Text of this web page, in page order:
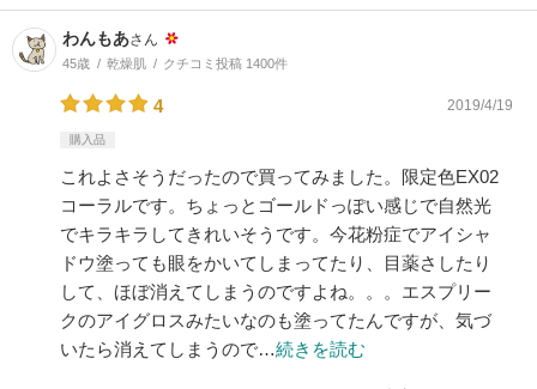
わんもあさん
45歳 乾燥肌 クチコミ投稿 1400件
4 2019/4/19
購入品
これよさそうだったので買ってみました。限定色EX02
コーラルです。ちょっとゴールドっぽい感じで自然光
でキラキラしてきれいそうです。今花粉症でアイシャ
ドウ塗っても眼をかいてしまってたり、目薬さしたり
して、ほぼ消えてしまうのですよね。。。エスプリー
クのアイグロスみたいなのも塗ってたんですが、気づ
いたら消えてしまうので…続きを読む